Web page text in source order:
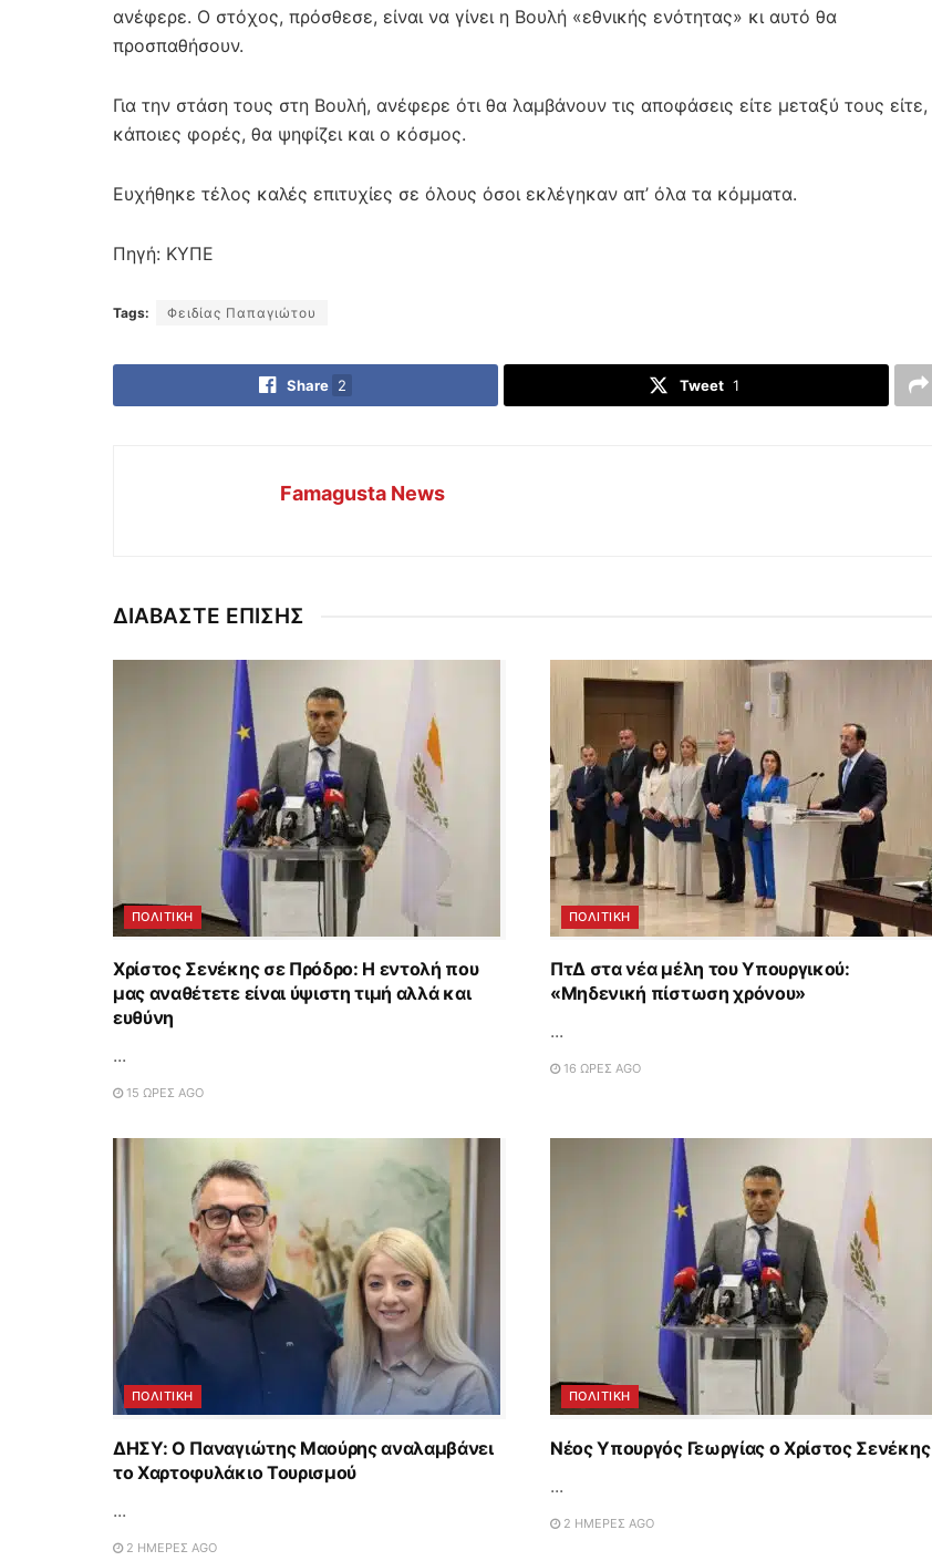
ανέφερε. Ο στόχος, πρόσθεσε, είναι να γίνει η Βουλή «εθνικής ενότητας» κι αυτό θα
προσπαθήσουν.
Για την στάση τους στη Βουλή, ανέφερε ότι θα λαμβάνουν τις αποφάσεις είτε μεταξύ τους είτε,
κάποιες φορές, θα ψηφίζει και ο κόσμος.
Ευχήθηκε τέλος καλές επιτυχίες σε όλους όσοι εκλέγηκαν απ’ όλα τα κόμματα.
Πηγή: ΚΥΠΕ
Tags: Φειδίας Παπαγιώτου
Share 2 Tweet 1
Famagusta News
ΔΙΑΒΑΣΤΕ ΕΠΙΣΗΣ
ΠΟΛΙΤΙΚΗ
Χρίστος Σενέκης σε Πρόδρο: Η εντολή που
μας αναθέτετε είναι ύψιστη τιμή αλλά και
ευθύνη
...
15 ΏΡΕΣ AGO
ΠΟΛΙΤΙΚΗ
ΠτΔ στα νέα μέλη του Υπουργικού:
«Μηδενική πίστωση χρόνου»
...
16 ΏΡΕΣ AGO
ΠΟΛΙΤΙΚΗ
ΔΗΣΥ: Ο Παναγιώτης Μαούρης αναλαμβάνει
το Χαρτοφυλάκιο Τουρισμού
...
2 ΗΜΈΡΕΣ AGO
ΠΟΛΙΤΙΚΗ
Νέος Υπουργός Γεωργίας ο Χρίστος Σενέκης
...
2 ΗΜΈΡΕΣ AGO